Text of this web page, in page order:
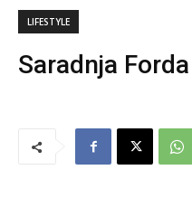
LIFESTYLE
Saradnja